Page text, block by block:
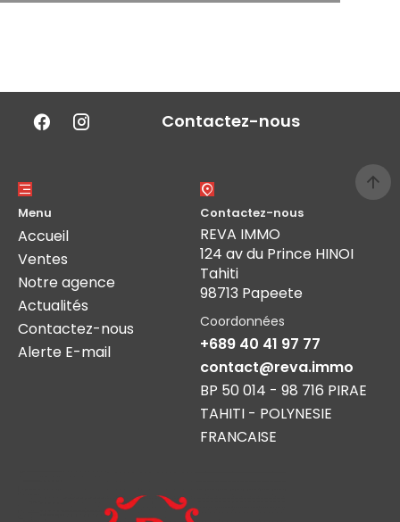
Contactez-nous
Menu
Accueil
Ventes
Notre agence
Actualités
Contactez-nous
Alerte E-mail
Contactez-nous
REVA IMMO
124 av du Prince HINOI
Tahiti
98713 Papeete
Coordonnées
+689 40 41 97 77
contact@reva.immo
BP 50 014 - 98 716 PIRAE
TAHITI - POLYNESIE
FRANCAISE